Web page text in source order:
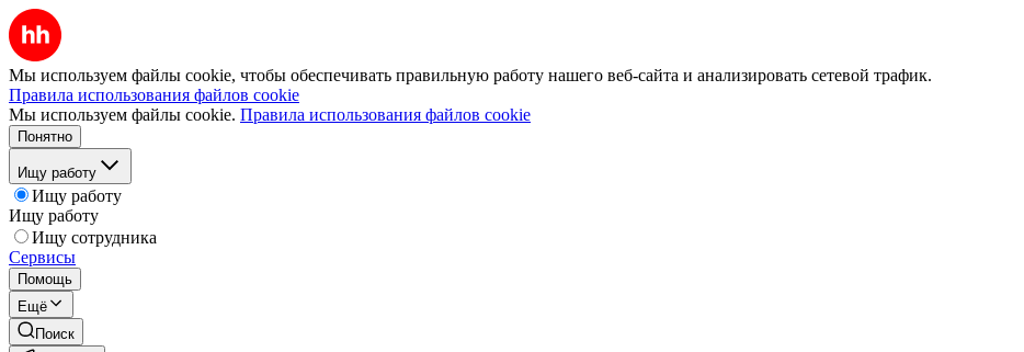
Мы используем файлы cookie, чтобы обеспечивать правильную работу нашего веб-сайта и анализировать сетевой трафик.
Правила использования файлов cookie
Мы используем файлы cookie. Правила использования файлов cookie
Понятно
Ищу работу
Ищу работу
Ищу работу
Ищу сотрудника
Сервисы
Помощь
Ещё
Поиск